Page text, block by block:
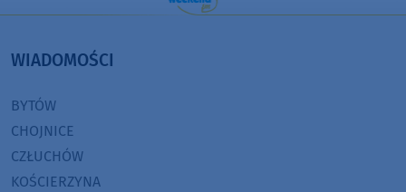
WIADOMOŚCI
BYTÓW
CHOJNICE
CZŁUCHÓW
KOŚCIERZYNA